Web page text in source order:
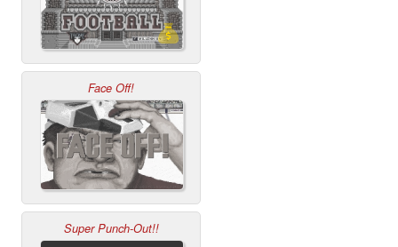
Face Off!
Super Punch-Out!!